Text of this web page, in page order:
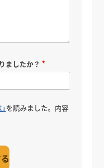
ましたか？
を読みました。内容